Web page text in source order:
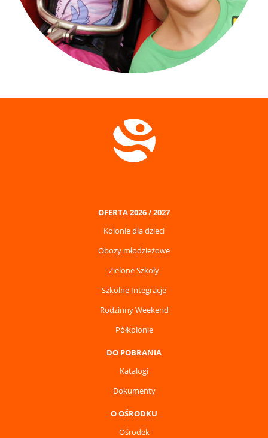
OFERTA 2026 / 2027
Kolonie dla dzieci
Obozy młodzieżowe
Zielone Szkoły
Szkolne Integracje
Rodzinny Weekend
Półkolonie
DO POBRANIA
Katalogi
Dokumenty
O OŚRODKU
Ośrodek